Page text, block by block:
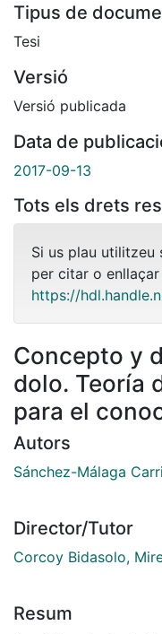
Tipus de
Tesi
Versió
Versió publicada
Data de
2017-09-13
Tots els drets
Si us plau
per citar o
https://
Concepto y
dolo. Teoría
para el
Autors
Sánchez-Málaga
Director/Tutor
Corcoy Bidasolo,
Resum